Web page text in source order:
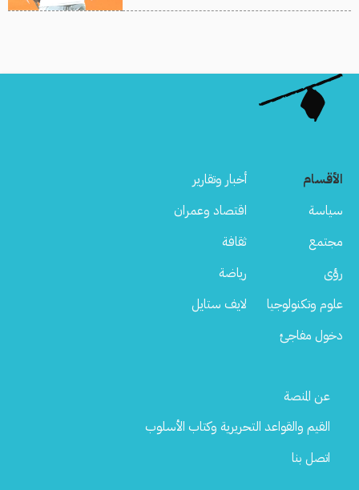
الأقسام
أخبار وتقارير
سياسة
اقتصاد وعمران
مجتمع
ثقافة
رؤى
رياضة
علوم وتكنولوجيا
لايف ستايل
دخول مفاجئ
Footer
عن المنصة
القيم والقواعد التحريرية وكتاب الأسلوب
اتصل بنا